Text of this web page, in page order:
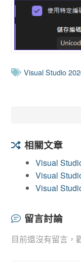
Visual Studio
相關文章
Visual
Visual
Visual
留言討論
目前還沒有留言，